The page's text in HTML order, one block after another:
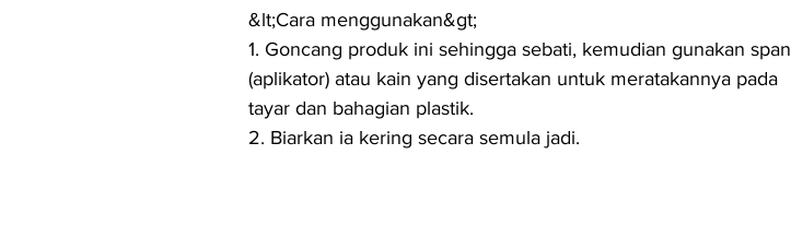
&lt;Cara menggunakan&gt;
1. Goncang produk ini sehingga sebati, kemudian gunakan span
(aplikator) atau kain yang disertakan untuk meratakannya pada
tayar dan bahagian plastik.
2. Biarkan ia kering secara semula jadi.